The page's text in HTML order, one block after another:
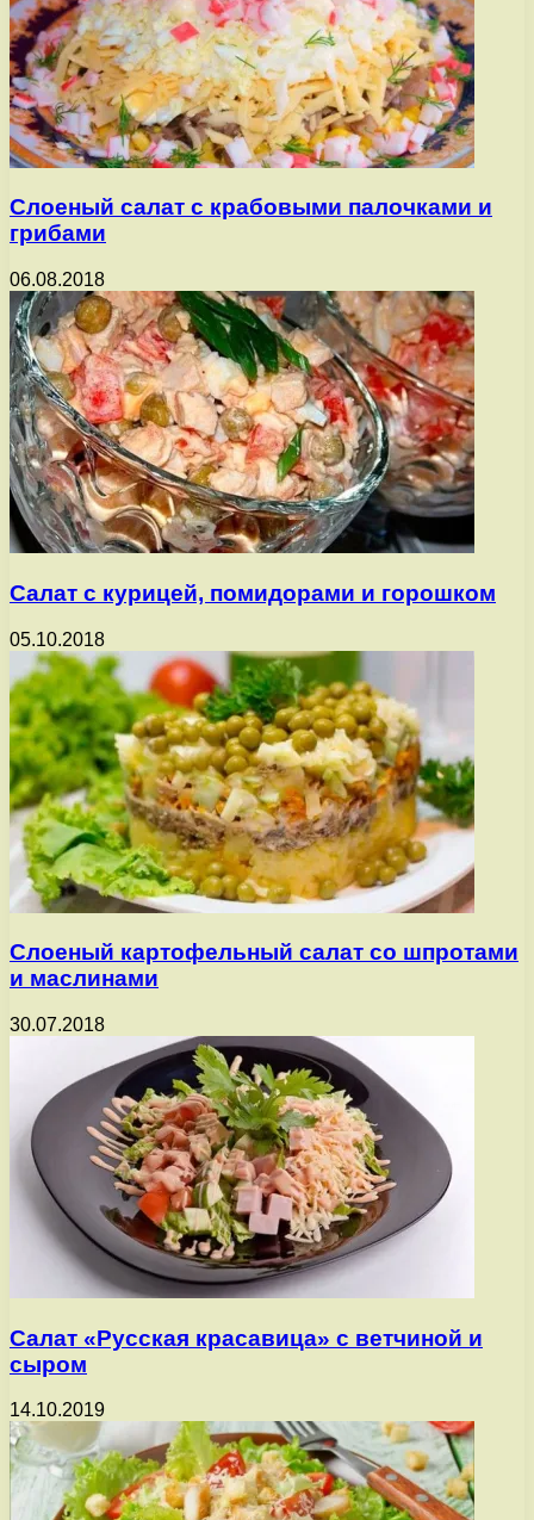
Слоеный салат с крабовыми палочками и
грибами
06.08.2018
Салат с курицей, помидорами и горошком
05.10.2018
Слоеный картофельный салат со шпротами
и маслинами
30.07.2018
Салат «Русская красавица» с ветчиной и
сыром
14.10.2019